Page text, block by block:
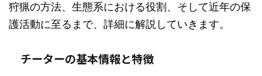
狩猟の方法、生態系における役割、そして近年の保
護活動に至るまで、詳細に解説していきます。
チーターの基本情報と特徴